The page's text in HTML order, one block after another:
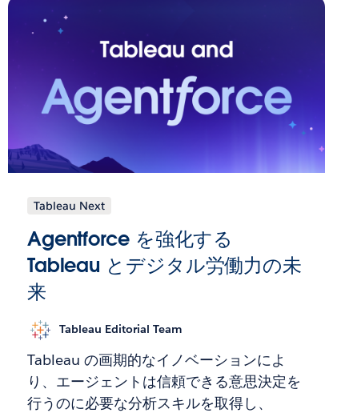
Tableau Next
Agentforce を強化する
Tableau とデジタル労働力の未
来
Tableau Editorial Team
Tableau の画期的なイノベーションによ
り、エージェントは信頼できる意思決定を
行うのに必要な分析スキルを取得し、